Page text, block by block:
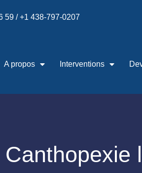
59 / +1 438-797-0207
A propos Interventions
Canthopexie